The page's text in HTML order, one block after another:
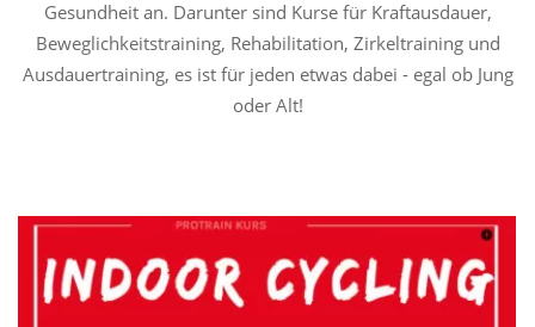
trainiert!“ Natürlich ist […]
Gesundheit an. Darunter sind Kurse für Kraftausdauer,
Beweglichkeitstraining, Rehabilitation, Zirkeltraining und
Ausdauertraining, es ist für jeden etwas dabei - egal ob Jung
oder Alt!